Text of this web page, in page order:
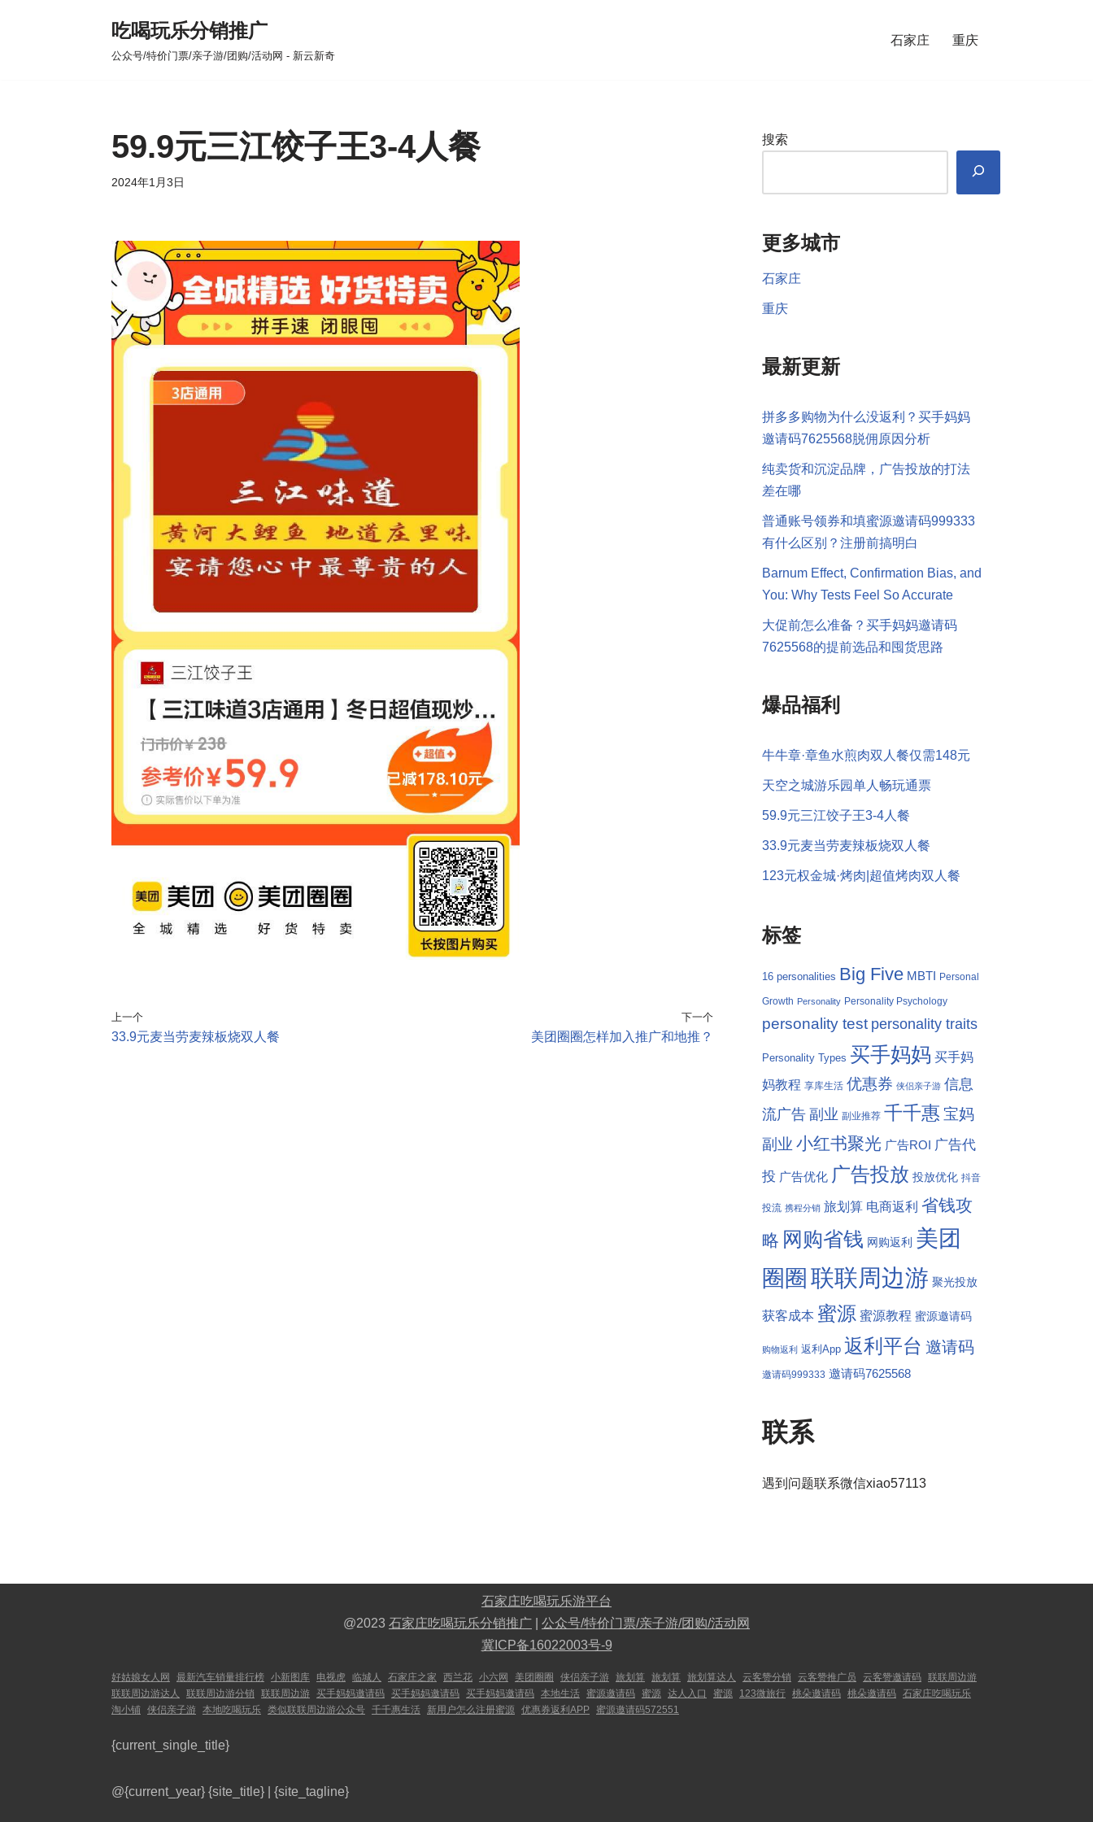
吃喝玩乐分销推广
公众号/特价门票/亲子游/团购/活动网 - 新云新奇
石家庄 重庆
59.9元三江饺子王3-4人餐
2024年1月3日
上一个
33.9元麦当劳麦辣板烧双人餐
下一个
美团圈圈怎样加入推广和地推？
搜索
更多城市
石家庄
重庆
最新更新
拼多多购物为什么没返利？买手妈妈
邀请码7625568脱佣原因分析
纯卖货和沉淀品牌，广告投放的打法
差在哪
普通账号领券和填蜜源邀请码999333
有什么区别？注册前搞明白
Barnum Effect, Confirmation Bias, and
You: Why Tests Feel So Accurate
大促前怎么准备？买手妈妈邀请码
7625568的提前选品和囤货思路
爆品福利
牛牛章·章鱼水煎肉双人餐仅需148元
天空之城游乐园单人畅玩通票
59.9元三江饺子王3-4人餐
33.9元麦当劳麦辣板烧双人餐
123元权金城·烤肉|超值烤肉双人餐
标签
16 personalities Big Five MBTI Personal
Growth Personality Personality Psychology
personality test personality traits
Personality Types 买手妈妈 买手妈
妈教程 享库生活 优惠券 侠侣亲子游 信息
流广告 副业 副业推荐 千千惠 宝妈
副业 小红书聚光 广告ROI 广告代
投 广告优化 广告投放 投放优化 抖音
投流 携程分销 旅划算 电商返利 省钱攻
略 网购省钱 网购返利 美团
圈圈 联联周边游 聚光投放
获客成本 蜜源 蜜源教程 蜜源邀请码
购物返利 返利App 返利平台 邀请码
邀请码999333 邀请码7625568
联系
遇到问题联系微信xiao57113
石家庄吃喝玩乐游平台
@2023 石家庄吃喝玩乐分销推广
公众号/特价门票/亲子游/团购/活动网
冀ICP备16022003号-9
好姑娘女人网 最新汽车销量排行榜 小新图库 电视虎 临城人 石家庄之家 西兰花 小六网 美团圈圈 侠侣亲子游 旅划算 旅划算 旅划算达人 云客赞分销 云客赞推广员 云客赞邀请码 联联周边游
联联周边游达人
联联周边游分销 联联周边游 买手妈妈邀请码 买手妈妈邀请码 买手妈妈邀请码 本地生活 蜜源邀请码 蜜源 达人入口 蜜源 123微旅行 桃朵邀请码 桃朵邀请码 石家庄吃喝玩乐
淘小铺 侠侣亲子游 本地吃喝玩乐 类似联联周边游公众号 千千惠生活 新用户怎么注册蜜源 优惠券返利APP 蜜源邀请码572551
{current_single_title}
@{current_year} {site_title} {site_tagline}